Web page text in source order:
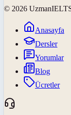
© 2026
Anasayfa
Dersler
Yorumlar
Blog
Ücretler